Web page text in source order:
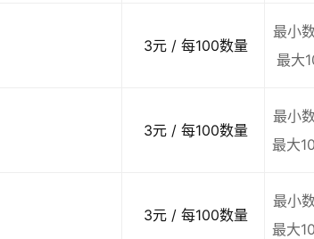
3元 / 每100数量
最小
最大
3元 / 每100数量
最小
最大
3元 / 每100数量
最小
最大